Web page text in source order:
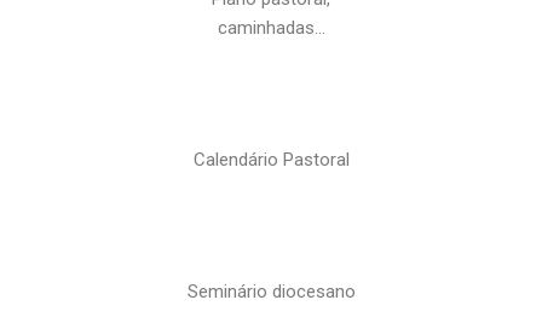
caminhadas…
Calendário Pastoral
Seminário diocesano